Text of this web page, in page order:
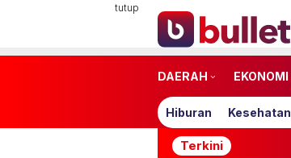
tutup
DAERAH EKONOMI
Hiburan Kesehatan
Terkini